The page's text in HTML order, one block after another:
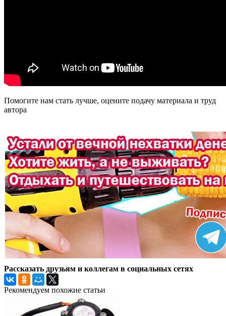
Помогите нам стать лучше, оцените подачу материала и труд
автора
Рассказать друзьям и коллегам в социальных сетях
Рекомендуем похожие статьи